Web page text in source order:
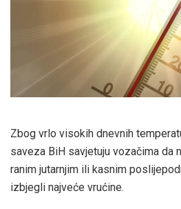
Zbog vrlo visokih dnevnih
saveza BiH savjetuju vozačima da
ranim jutarnjim ili kasnim
izbjegli najveće vrućine.